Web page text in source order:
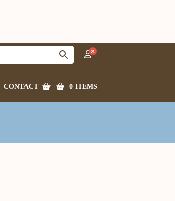
CONTACT 0 ITEMS